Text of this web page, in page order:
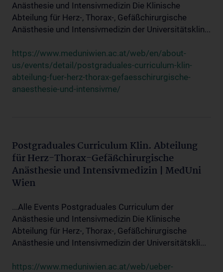
Anästhesie und Intensivmedizin Die Klinische
Abteilung für Herz-, Thorax-, Gefäßchirurgische
Anästhesie und Intensivmedizin der Universitätsklin...
https://www.meduniwien.ac.at/web/en/about-
us/events/detail/postgraduales-curriculum-klin-
abteilung-fuer-herz-thorax-gefaesschirurgische-
anaesthesie-und-intensivme/
Postgraduales Curriculum Klin. Abteilung
für Herz-Thorax-Gefäßchirurgische
Anästhesie und Intensivmedizin | MedUni
Wien
...Alle Events Postgraduales Curriculum der
Anästhesie und Intensivmedizin Die Klinische
Abteilung für Herz-, Thorax-, Gefäßchirurgische
Anästhesie und Intensivmedizin der Universitätskli...
https://www.meduniwien.ac.at/web/ueber-